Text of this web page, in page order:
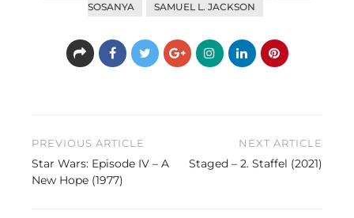
SOSANYA
SAMUEL L. JACKSON
Beitragsnavigation
PREVIOUS ARTICLE
Star Wars: Episode IV – A
New Hope (1977)
NEXT ARTICLE
Staged – 2. Staffel (2021)